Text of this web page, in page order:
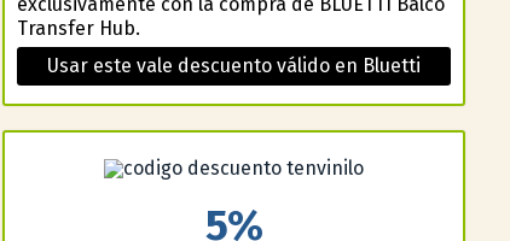
Transfer Hub.
Usar este vale descuento válido en Bluetti
5%